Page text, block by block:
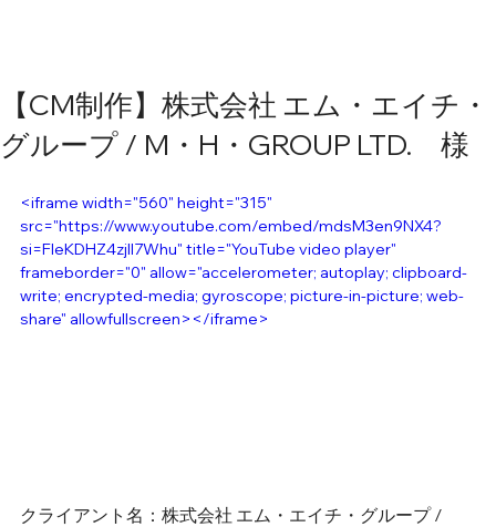
【CM制作】株式会社 エム・エイチ・
グループ / M・H・GROUP LTD. 様
<iframe width="560" height="315"
src="https://www.youtube.com/embed/mdsM3en9NX4?
si=FIeKDHZ4zjII7Whu" title="YouTube video player"
frameborder="0" allow="accelerometer; autoplay; clipboard-
write; encrypted-media; gyroscope; picture-in-picture; web-
share" allowfullscreen></iframe>
クライアント名：株式会社 エム・エイチ・グループ /